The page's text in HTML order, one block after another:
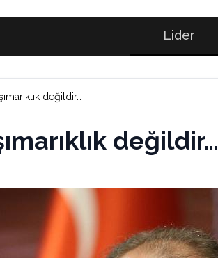
Lider
değildir…
değildir…